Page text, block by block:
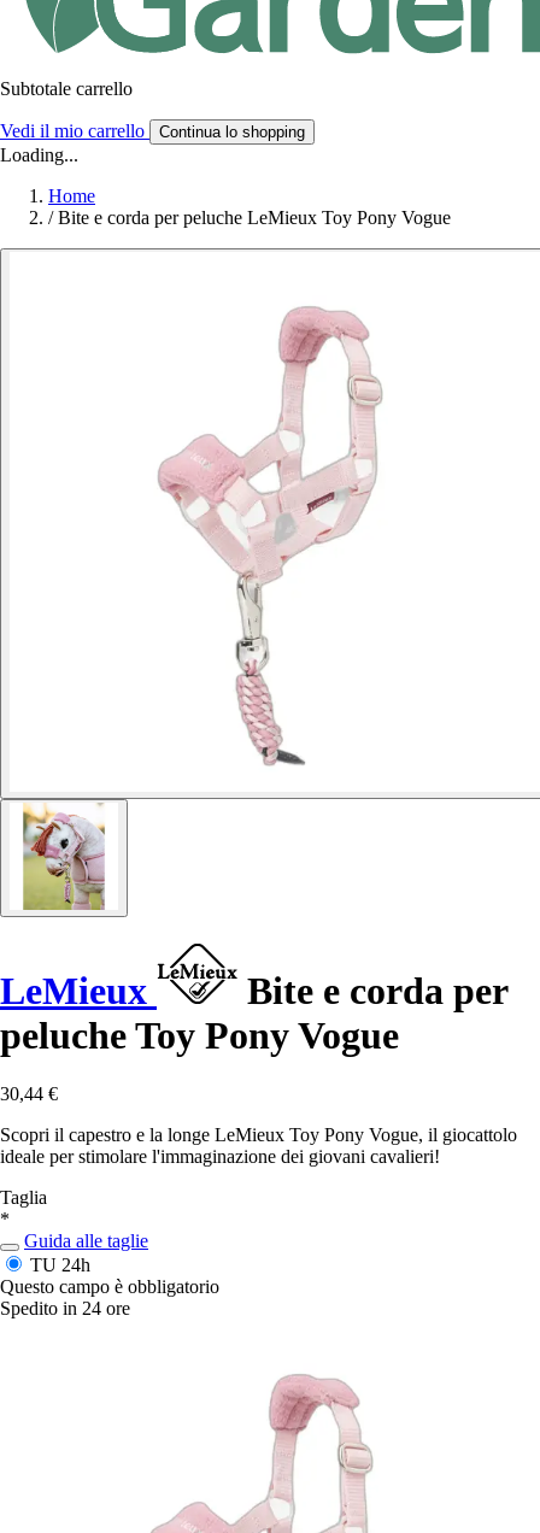
Subtotale carrello
Vedi il mio carrello Continua lo shopping
Loading...
Home
/ Bite e corda per peluche LeMieux Toy Pony Vogue
LeMieux
Bite e corda per
peluche Toy Pony Vogue
30,44 €
Scopri il capestro e la longe LeMieux Toy Pony Vogue, il giocattolo
ideale per stimolare l'immaginazione dei giovani cavalieri!
Taglia
*
Guida alle taglie
TU 24h
Questo campo è obbligatorio
Spedito in 24 ore